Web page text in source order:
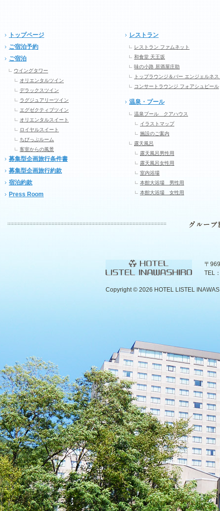
トップページ
ご宿泊予約
ご宿泊
ウイングタワー
オリエンタルツイン
デラックスツイン
ラグジュアリーツイン
エグゼクティブツイン
オリエンタルスイート
ロイヤルスイート
ちびっぷルーム
客室からの風景
募集型企画旅行条件書
募集型企画旅行約款
宿泊約款
Press Room
レストラン
レストラン ファムネット
和食堂 天王坂
味の小路 居酒屋庄助
トップラウンジ＆バー エンジェルネス
コンサートラウンジ フォアシュピール
温泉・プール
温泉プール クアハウス
イラストマップ
施設のご案内
露天風呂
露天風呂男性用
露天風呂女性用
室内浴場
本館大浴場 男性用
本館大浴場 女性用
〒
TEL
Copyright © 2026 HOTEL LISTEL